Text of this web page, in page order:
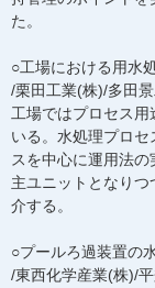
た。
○工場における用水
/栗田工業(株)/多田
工場ではプロセス
いる。水処理プロ
スを中心に運用法
主ユニットとなり
介する。
○プールろ過装置の
/東西化学産業(株)/